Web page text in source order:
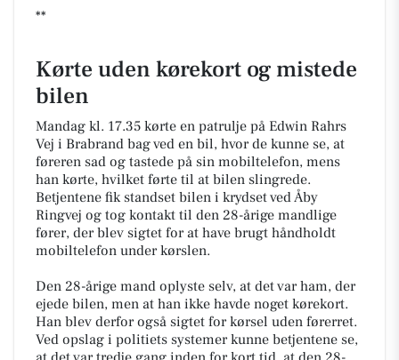
**
Kørte uden kørekort og mistede
bilen
Mandag kl. 17.35 kørte en patrulje på Edwin Rahrs
Vej i Brabrand bag ved en bil, hvor de kunne se, at
føreren sad og tastede på sin mobiltelefon, mens
han kørte, hvilket førte til at bilen slingrede.
Betjentene fik standset bilen i krydset ved Åby
Ringvej og tog kontakt til den 28-årige mandlige
fører, der blev sigtet for at have brugt håndholdt
mobiltelefon under kørslen.
Den 28-årige mand oplyste selv, at det var ham, der
ejede bilen, men at han ikke havde noget kørekort.
Han blev derfor også sigtet for kørsel uden førerret.
Ved opslag i politiets systemer kunne betjentene se,